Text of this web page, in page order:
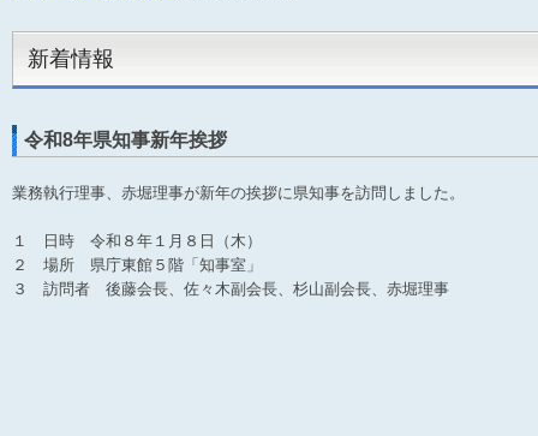
新着情報
令和8年県知事新年挨拶
業務執行理事、赤堀理事が新年の挨拶に県知事を訪問しました。
１ 日時 令和８年１月８日（木）
２ 場所 県庁東館５階「知事室」
３ 訪問者 後藤会長、佐々木副会長、杉山副会長、赤堀理事